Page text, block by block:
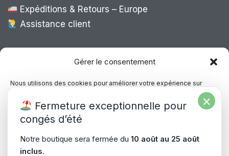
Gérer le consentement
Nous utilisons des cookies pour améliorer votre expérience sur
notre site, analyser le trafic et proposer des contenus personnalisés.
Vous pouvez accepter, refuser ou gérer vos préférences à tout
moment.
Expéditions & Retours – Europe
Assistance client
Expédition Europe
Livraison rapide dans toute l’Europe via
“ Mondial Relay
×
Fermeture exceptionnelle pour
congés d’été
Notre boutique sera fermée du 10 août au 25 août
inclus.